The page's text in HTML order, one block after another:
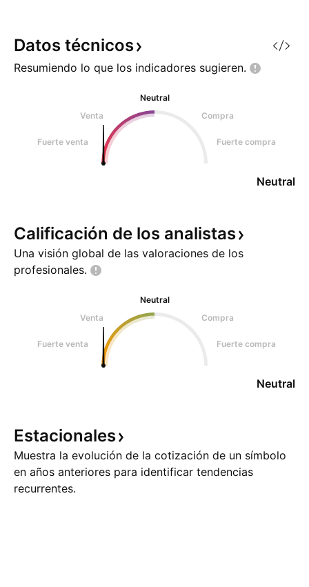
desarrolló un patrón de reversión
de Hombro Cabeza Hom
Datos técnicos
Resumiendo lo que los indicadores sugieren.
Neutral
Venta
Compra
Fuerte venta Fuerte compra
Neutral
Calificación de los analistas
Una visión global de las valoraciones de los
profesionales.
Neutral
Venta
Compra
Fuerte venta Fuerte compra
Neutral
Estacionales
Muestra la evolución de la cotización de un símbolo
en años anteriores para identificar tendencias
recurrentes.